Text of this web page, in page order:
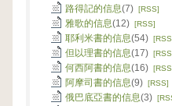
路得記的信息(7) [RSS]
雅歌的信息(12) [RSS]
耶利米書的信息(54)
但以理書的信息(17)
何西阿書的信息(16)
阿摩司書的信息(9) [RSS]
俄巴底亞書的信息(3)